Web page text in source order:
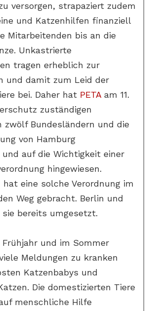
versorgen, strapaziert zudem
und Katzenhilfen finanziell
Mitarbeitenden bis an die
Unkastrierte
tragen erheblich zur
und damit zum Leid der
bei. Daher hat PETA am 11.
zuständigen
zwölf Bundesländern und die
von Hamburg
und auf die Wichtigkeit einer
hingewiesen.
hat eine solche Verordnung im
Weg gebracht. Berlin und
sie bereits umgesetzt.
Frühjahr und im Sommer
Meldungen zu kranken
Katzenbabys und
Die domestizierten Tiere
menschliche Hilfe